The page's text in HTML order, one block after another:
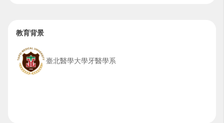
教育背景
臺北醫學大學牙醫學系